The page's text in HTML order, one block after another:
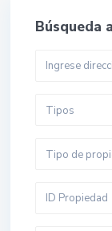
Búsqueda
Tipos
Tipo de